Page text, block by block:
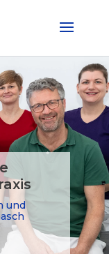
und